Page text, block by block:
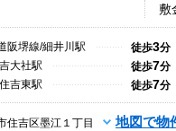
敷
阪堺線/細井川駅 徒歩3分
大社駅
徒歩7分
吉東駅
徒歩7分
住吉区墨江１丁目 地図で物